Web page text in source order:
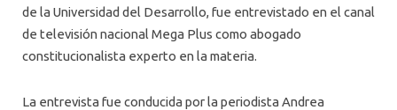
de la Universidad del Desarrollo, fue entrevistado en el canal
de televisión nacional Mega Plus como abogado
constitucionalista experto en la materia.
La entrevista fue conducida por la periodista Andrea